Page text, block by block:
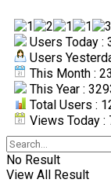
Users Today :
Users
This Month :
This Year :
Total Users :
Views Today :
No Result
View All Result